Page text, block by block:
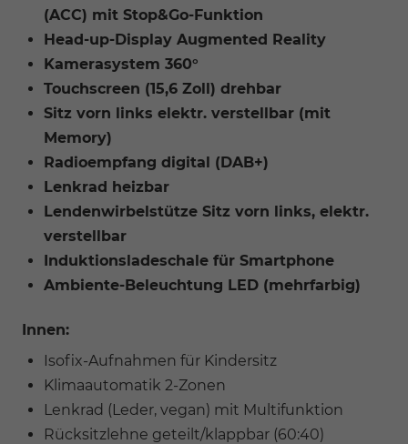
(ACC) mit Stop&Go-Funktion
Head-up-Display Augmented Reality
Kamerasystem 360°
Touchscreen (15,6 Zoll) drehbar
Sitz vorn links elektr. verstellbar (mit
Memory)
Radioempfang digital (DAB+)
Lenkrad heizbar
Lendenwirbelstütze Sitz vorn links, elektr.
verstellbar
Induktionsladeschale für Smartphone
Ambiente-Beleuchtung LED (mehrfarbig)
Innen:
Isofix-Aufnahmen für Kindersitz
Klimaautomatik 2-Zonen
Lenkrad (Leder, vegan) mit Multifunktion
Rücksitzlehne geteilt/klappbar (60:40)